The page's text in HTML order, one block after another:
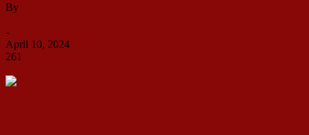
By
-
April 10, 2024
261